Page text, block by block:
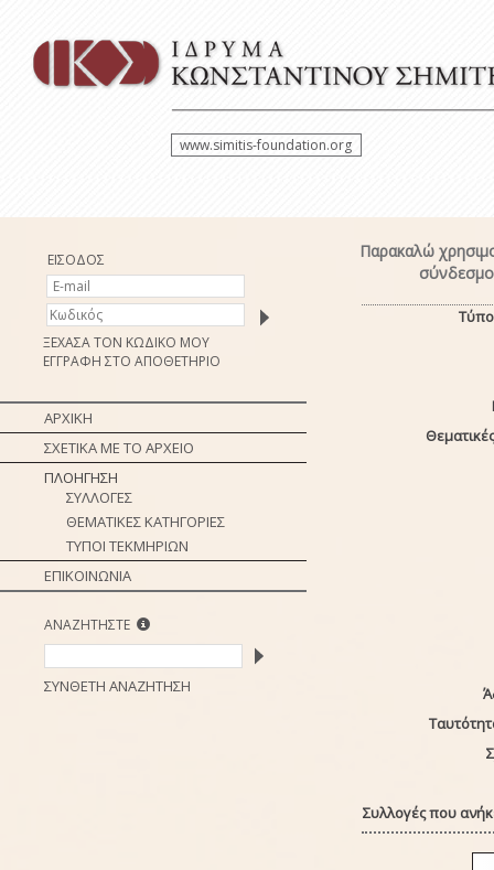
www.simitis-foundation.org
ΕΙΣΟΔΟΣ
ΞΕΧΑΣΑ ΤΟΝ ΚΩΔΙΚΟ ΜΟΥ
ΕΓΓΡΑΦΗ ΣΤΟ ΑΠΟΘΕΤΗΡΙΟ
ΑΡΧΙΚΗ
ΣΧΕΤΙΚΑ ΜΕ ΤΟ ΑΡΧΕΙΟ
ΠΛΟΗΓΗΣΗ
ΣΥΛΛΟΓΕΣ
ΘΕΜΑΤΙΚΕΣ ΚΑΤΗΓΟΡΙΕΣ
ΤΥΠΟΙ ΤΕΚΜΗΡΙΩΝ
ΕΠΙΚΟΙΝΩΝΙΑ
ΑΝΑΖΗΤΗΣΤΕ
ΣΥΝΘΕΤΗ ΑΝΑΖΗΤΗΣΗ
Παρακαλώ
Συλλογές που